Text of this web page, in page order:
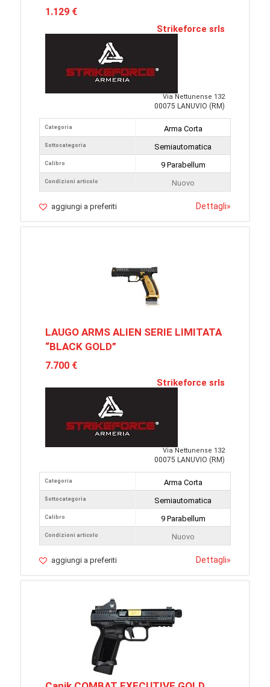
1.129 €
Strikeforce srls
Via Nettunense 132
00075 LANUVIO (RM)
Categoria
Sottocategoria
Calibro
Condizioni articolo
Arma Corta
Semiautomatica
9 Parabellum
Nuovo
aggiungi a preferiti Dettagli»
LAUGO ARMS ALIEN SERIE LIMITATA
“BLACK GOLD”
7.700 €
Strikeforce srls
Via Nettunense 132
00075 LANUVIO (RM)
Categoria
Sottocategoria
Calibro
Condizioni articolo
Arma Corta
Semiautomatica
9 Parabellum
Nuovo
aggiungi a preferiti Dettagli»